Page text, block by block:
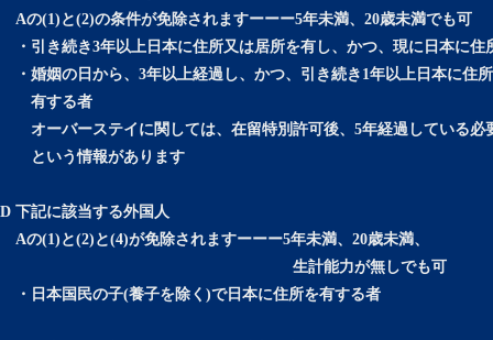
Aの(1)と(2)の条件が免除されますーーー5年未満、20歳未満でも可
・引き続き3年以上日本に住所又は居所を有し、かつ、現に日本に住
・婚姻の日から、3年以上経過し、かつ、引き続き1年以上日本に住
有する者
オーバーステイに関しては、在留特別許可後、5年経過している必
という情報があります
D 下記に該当する外国人
Aの(1)と(2)と(4)が免除されますーーー5年未満、20歳未満、
生計能力が無しでも可
・日本国民の子(養子を除く)で日本に住所を有する者